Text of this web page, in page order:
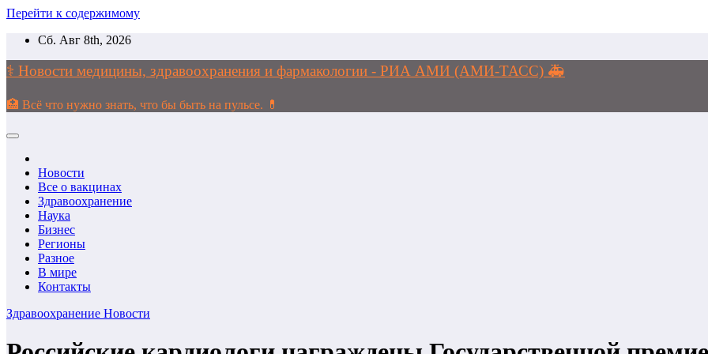
Перейти к содержимому
Сб. Авг 8th, 2026
⚕️ Новости медицины, здравоохранения и фармакологии - РИА АМИ (АМИ-ТАСС) 🚑
🏥 Всё что нужно знать, что бы быть на пульсе. 💊
Новости
Все о вакцинах
Здравоохранение
Наука
Бизнес
Регионы
Разное
В мире
Контакты
Здравоохранение Новости